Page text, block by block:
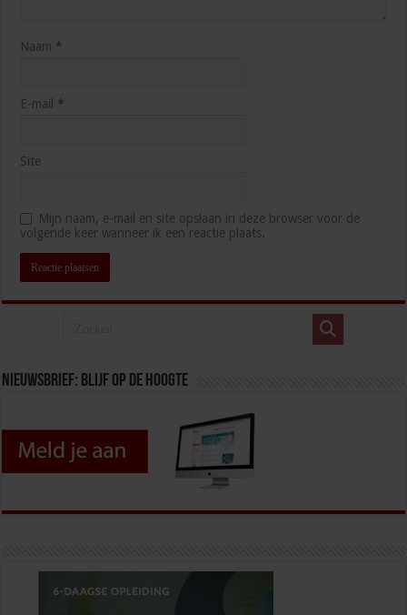
Naam *
E-mail *
Site
Mijn naam, e-mail en site opslaan in deze browser voor de
volgende keer wanneer ik een reactie plaats.
Nieuwsbrief: blijf op de hoogte